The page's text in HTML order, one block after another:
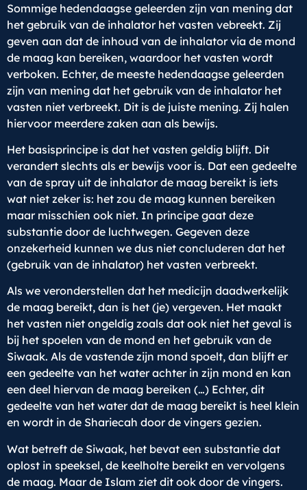
Sommige hedendaagse geleerden zijn van mening dat
het gebruik van de inhalator het vasten vebreekt. Zij
geven aan dat de inhoud van de inhalator via de mond
de maag kan bereiken, waardoor het vasten wordt
verboken. Echter, de meeste hedendaagse geleerden
zijn van mening dat het gebruik van de inhalator het
vasten niet verbreekt. Dit is de juiste mening. Zij halen
hiervoor meerdere zaken aan als bewijs.
Het basisprincipe is dat het vasten geldig blijft. Dit
verandert slechts als er bewijs voor is. Dat een gedeelte
van de spray uit de inhalator de maag bereikt is iets
wat niet zeker is: het zou de maag kunnen bereiken
maar misschien ook niet. In principe gaat deze
substantie door de luchtwegen. Gegeven deze
onzekerheid kunnen we dus niet concluderen dat het
(gebruik van de inhalator) het vasten verbreekt.
Als we veronderstellen dat het medicijn daadwerkelijk
de maag bereikt, dan is het (je) vergeven. Het maakt
het vasten niet ongeldig zoals dat ook niet het geval is
bij het spoelen van de mond en het gebruik van de
Siwaak. Als de vastende zijn mond spoelt, dan blijft er
een gedeelte van het water achter in zijn mond en kan
een deel hiervan de maag bereiken (…) Echter, dit
gedeelte van het water dat de maag bereikt is heel klein
en wordt in de Shariecah door de vingers gezien.
Wat betreft de Siwaak, het bevat een substantie dat
oplost in speeksel, de keelholte bereikt en vervolgens
de maag. Maar de Islam ziet dit ook door de vingers.